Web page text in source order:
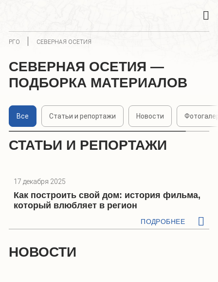
РГО СЕВЕРНАЯ ОСЕТИЯ
СЕВЕРНАЯ ОСЕТИЯ —
ПОДБОРКА МАТЕРИАЛОВ
Все Статьи и репортажи Новости
СТАТЬИ И РЕПОРТАЖИ
17 декабря 2025
Как построить свой дом: история фильма,
который влюбляет в регион
ПОДРОБНЕЕ
НОВОСТИ